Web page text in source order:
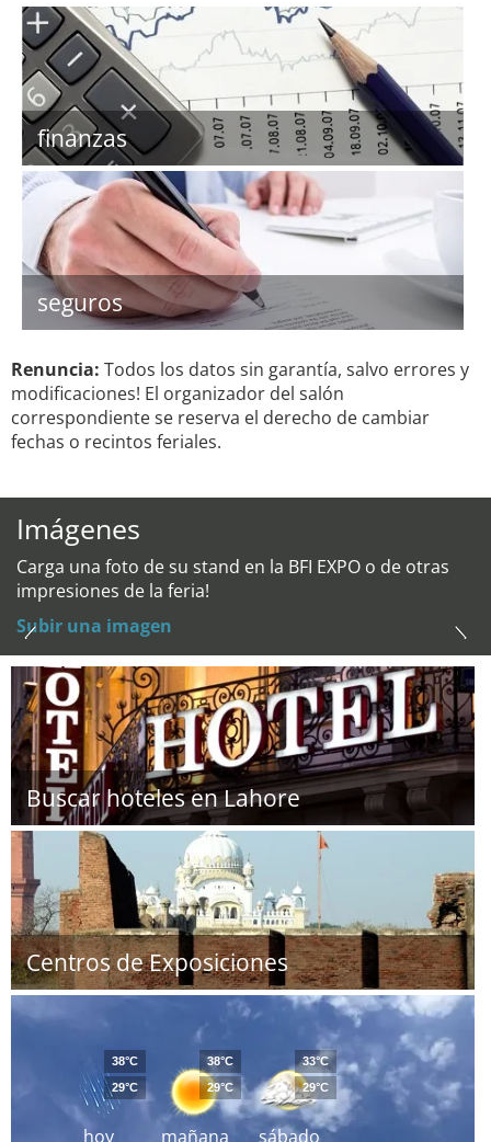
finanzas
seguros
Renuncia: Todos los datos sin garantía, salvo errores y
modificaciones! El organizador del salón
correspondiente se reserva el derecho de cambiar
fechas o recintos feriales.
Imágenes
Carga una foto de su stand en la BFI EXPO o de otras
impresiones de la feria!
Subir una imagen
Buscar hoteles en Lahore
Centros de Exposiciones
hoy
38°C
29°C
mañana
38°C
29°C
sábado
33°C
29°C